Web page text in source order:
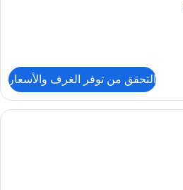
التحقق من توفر الغرف والأسعار
ميني بار وخزنة داخل الغرفة ومكتب